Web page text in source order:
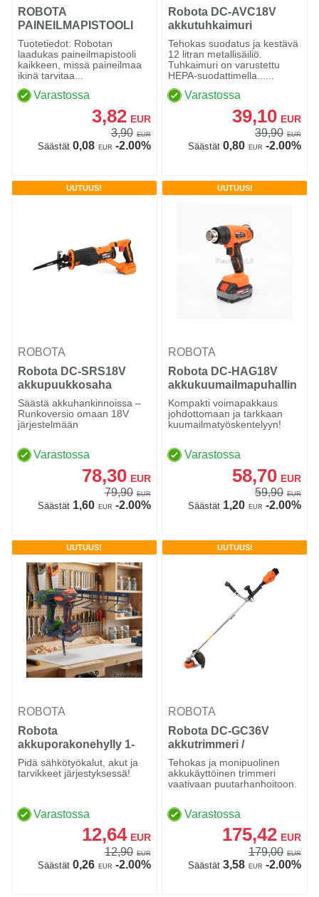
ROBOTA
PAINEILMAPISTOOLI
Tuotetiedot: Robotan
laadukas paineilmapistooli
kaikkeen, missä paineilmaa
ikinä tarvitaa...
Varastossa
3,82 EUR
3,90 EUR
Säästät0,08 EUR -2.00%
Robota DC-AVC18V
akkutuhkaimuri
Tehokas suodatus ja kestävä
12 litran metallisäiliö.
Tuhkaimuri on varustettu
HEPA-suodattimella......
Varastossa
39,10 EUR
39,90 EUR
Säästät0,80 EUR -2.00%
UUTUUS!
ROBOTA
Robota DC-SRS18V
akkupuukkosaha
Säästä akkuhankinnoissa –
Runkoversio omaan 18V
järjestelmään
Varastossa
78,30 EUR
79,90 EUR
Säästät1,60 EUR -2.00%
UUTUUS!
ROBOTA
Robota DC-HAG18V
akkukuumailmapuhallin
Kompakti voimapakkaus
johdottomaan ja tarkkaan
kuumailmatyöskentelyyn!
Varastossa
58,70 EUR
59,90 EUR
Säästät1,20 EUR -2.00%
UUTUUS!
ROBOTA
Robota
akkuporakonehylly 1-
taso
Pidä sähkötyökalut, akut ja
tarvikkeet järjestyksessä!
Varastossa
12,64 EUR
12,90 EUR
Säästät0,26 EUR -2.00%
UUTUUS!
ROBOTA
Robota DC-GC36V
akkutrimmeri /
raivaussaha
Tehokas ja monipuolinen
akkukäyttöinen trimmeri
vaativaan puutarhanhoitoon.
Varastossa
175,42 EUR
179,00 EUR
Säästät3,58 EUR -2.00%